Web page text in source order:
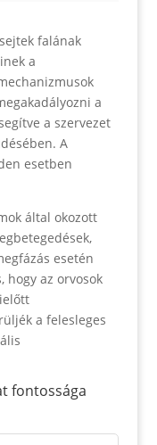
falának
a
a
a szervezet
A
esetben
által okozott
esetén
hogy az orvosok
a felesleges
fontossága